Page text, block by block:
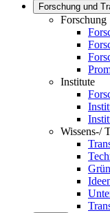
Forschung und
Forschung
Institute
Wissens-/